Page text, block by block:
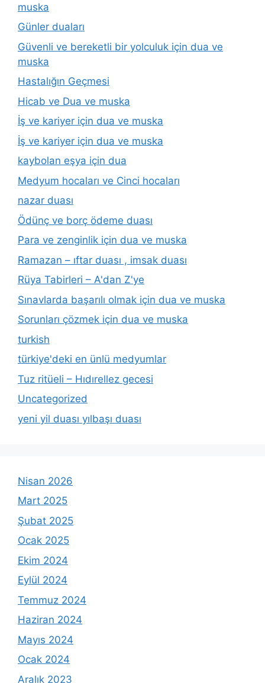
muska
Günler duaları
Güvenli ve bereketli bir yolculuk için dua ve
muska
Hastalığın Geçmesi
Hicab ve Dua ve muska
İş ve kariyer için dua ve muska
İş ve kariyer için dua ve muska
kaybolan eşya için dua
Medyum hocaları ve Cinci hocaları
nazar duası
Ödünç ve borç ödeme duası
Para ve zenginlik için dua ve muska
Ramazan – ıftar duası , imsak duası
Rüya Tabirleri – A'dan Z'ye
Sınavlarda başarılı olmak için dua ve muska
Sorunları çözmek için dua ve muska
turkish
türkiye'deki en ünlü medyumlar
Tuz ritüeli – Hıdırellez gecesi
Uncategorized
yeni yil duası yılbaşı duası
Nisan 2026
Mart 2025
Şubat 2025
Ocak 2025
Ekim 2024
Eylül 2024
Temmuz 2024
Haziran 2024
Mayıs 2024
Ocak 2024
Aralık 2023